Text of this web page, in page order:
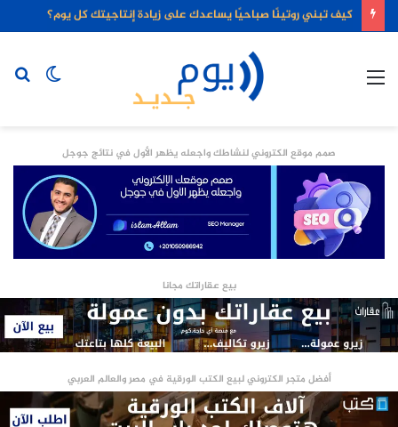
كيف تبني روتينًا صباحيًا يساعدك على زيادة إنتاجيتك كل يوم؟
الوضع
صمم موقع الكتروني لنشاطك واجعله يظهر الأول في نتائج جوجل
بيع عقاراتك مجانا
أفضل متجر الكتروني لبيع الكتب الورقية في مصر والعالم العربي